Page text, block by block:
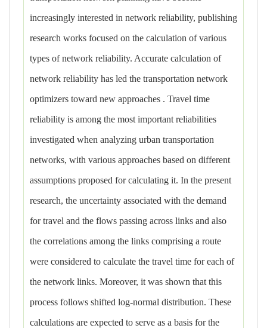
increasingly interested in network reliability, publishing
research works focused on the calculation of various
types of network reliability. Accurate calculation of
network reliability has led the transportation network
optimizers toward new approaches . Travel time
reliability is among the most important reliabilities
investigated when analyzing urban transportation
networks, with various approaches based on different
assumptions proposed for calculating it. In the present
research, the uncertainty associated with the demand
for travel and the flows passing across links and also
the correlations among the links comprising a route
were considered to calculate the travel time for each of
the network links. Moreover, it was shown that this
process follows shifted log-normal distribution. These
calculations are expected to serve as a basis for the